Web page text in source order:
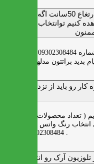
میزتلویزیون 180تا2مترلاارتغاع 50سانت اگه
کنیم توانتخاب راحت‌تر
رو باید از نزدیک دید
( تعداد محصولات زیاد و فضای
انتخاب رنگ واتس اپ به شماره
09302308484 پیام بدید .
آرک رو انتخاب کردم